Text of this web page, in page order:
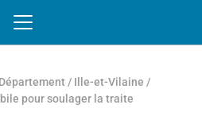
Département / Ille-et-Vilaine /
pour soulager la traite